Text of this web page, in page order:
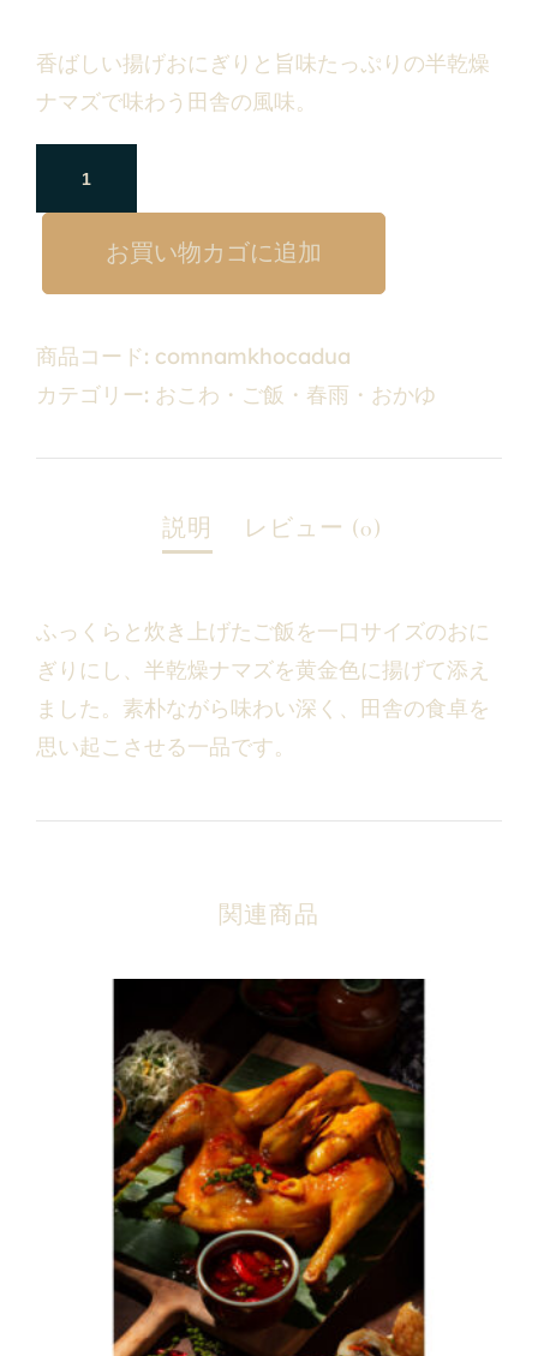
香ばしい揚げおにぎりと旨味たっぷりの半乾燥
ナマズで味わう田舎の風味。
お買い物カゴに追加
商品コード: comnamkhocadua
カテゴリー: おこわ・ご飯・春雨・おかゆ
ふっくらと炊き上げたご飯を一口サイズのおに
ぎりにし、半乾燥ナマズを黄金色に揚げて添え
ました。素朴ながら味わい深く、田舎の食卓を
思い起こさせる一品です。
関連商品